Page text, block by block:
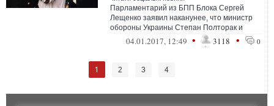
Парламентарий из БПП Блока Сергей
Лещенко заявил наканунее, что министр
обороны Украины Степан Полторак и
министр внутренних дел Арсен Аваков
04.01.2017, 12:49 • 3118 • 0
1 2 3 4